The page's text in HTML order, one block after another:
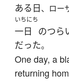
ある日、ロー
いちにち
一日 のつら
だった。
One day, a
returning